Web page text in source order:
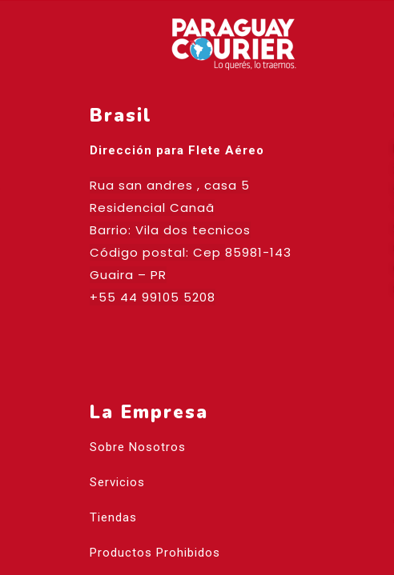
Brasil
Dirección para Flete Aéreo
Rua san andres , casa 5
Residencial Canaã
Barrio: Vila dos tecnicos
Código postal: Cep 85981-143
Guaira – PR
+55 44 99105 5208
La Empresa
Sobre Nosotros
Servicios
Tiendas
Productos Prohibidos